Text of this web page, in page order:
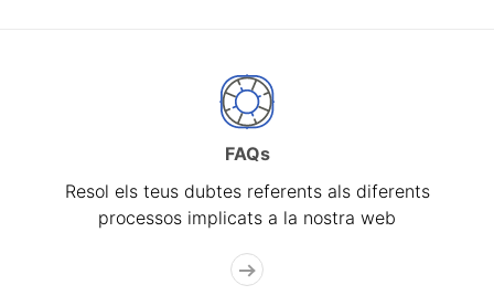
FAQs
Resol els teus dubtes referents als diferents
processos implicats a la nostra web